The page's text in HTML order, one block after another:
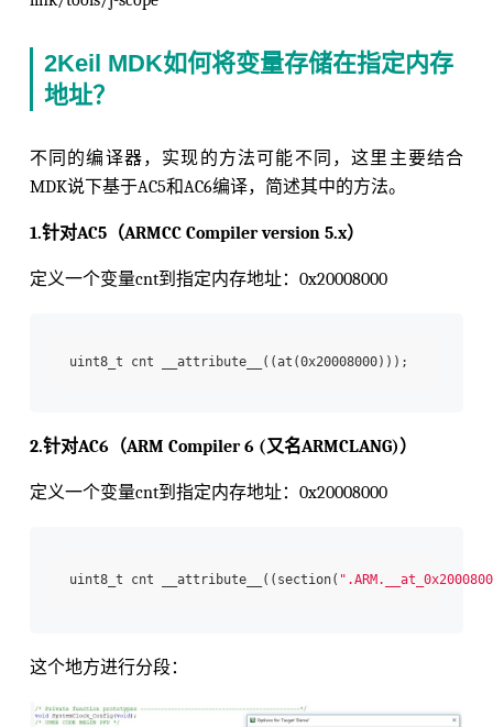
2Keil MDK如何将变量存储在指定内存
地址？
不同的编译器，实现的方法可能不同，这里主要结合
MDK说下基于AC5和AC6编译，简述其中的方法。
1.针对AC5（ARMCC Compiler version 5.x）
定义一个变量cnt到指定内存地址：0x20008000
2.针对AC6（ARM Compiler 6 (又名ARMCLANG)）
定义一个变量cnt到指定内存地址：0x20008000
uint8_t cnt __attribute__((section(
这个地方进行分段：